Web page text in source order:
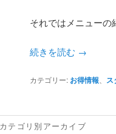
それではメニューの
続きを読む →
カテゴリー: お得情報 ス
カテゴリ別アーカイブ